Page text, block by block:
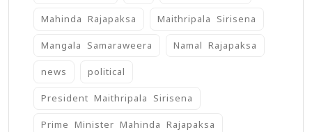
Mahinda Rajapaksa Maithripala Sirisena
Mangala Samaraweera Namal Rajapaksa
news political
President Maithripala Sirisena
Prime Minister Mahinda Rajapaksa